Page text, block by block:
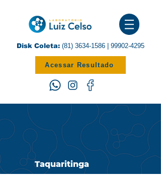
Disk Coleta: (81) 3634-1586 99902-4295
Acessar Resultado
Taquaritinga